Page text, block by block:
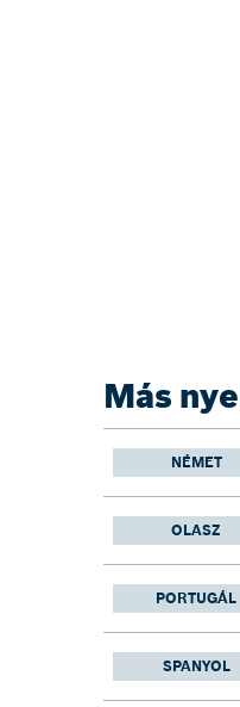
Más
NÉMET
OLASZ
PORTUGÁL
SPANYOL